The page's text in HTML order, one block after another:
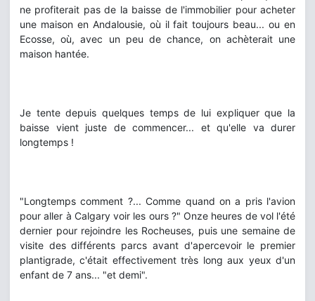
ne profiterait pas de la baisse de l'immobilier pour acheter
une maison en Andalousie, où il fait toujours beau... ou en
Ecosse, où, avec un peu de chance, on achèterait une
maison hantée.
Je tente depuis quelques temps de lui expliquer que la
baisse vient juste de commencer... et qu'elle va durer
longtemps !
"Longtemps comment ?... Comme quand on a pris l'avion
pour aller à Calgary voir les ours ?" Onze heures de vol l'été
dernier pour rejoindre les Rocheuses, puis une semaine de
visite des différents parcs avant d'apercevoir le premier
plantigrade, c'était effectivement très long aux yeux d'un
enfant de 7 ans... "et demi".